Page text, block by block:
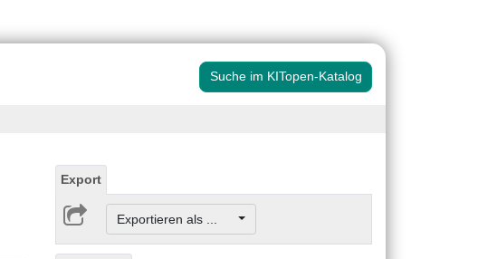
Suche im KITopen-Katalog
Export
Exportieren als ...